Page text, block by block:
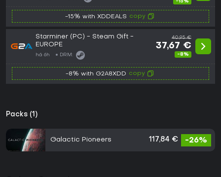
-15%
-15% with XDDEALS copy
Starminer (PC) - Steam Gift -
EUROPE
há 6h DRM:
40,95 €
37,67 €
-8%
-8% with G2A8XDD copy
Packs (1)
Galactic Pioneers 117,84 € -26%